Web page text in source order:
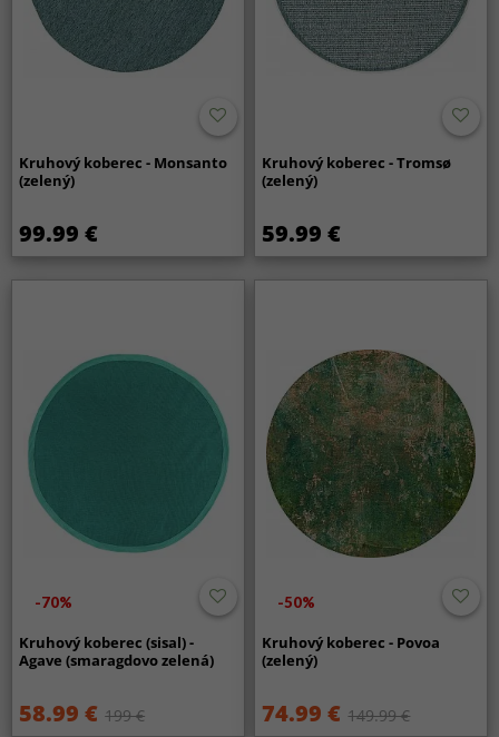
Kruhový koberec - Monsanto
(zelený)
99.99 €
Kruhový koberec - Tromsø
(zelený)
59.99 €
-70%
Kruhový koberec (sisal) -
Agave (smaragdovo zelená)
58.99 € 199 €
-50%
Kruhový koberec - Povoa
(zelený)
74.99 € 149.99 €